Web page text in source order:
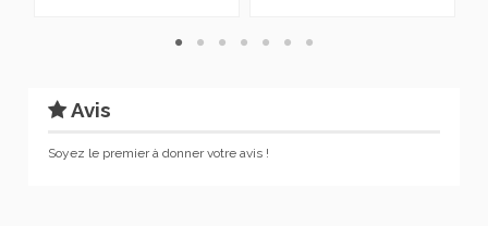
Avis
Soyez le premier à donner votre avis !